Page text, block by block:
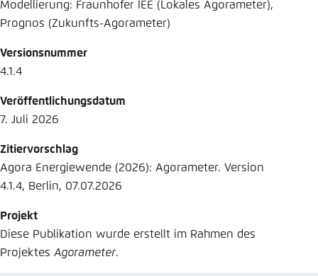
Modellierung: Fraunhofer IEE (Lokales Agorameter),
Prognos (Zukunfts-Agorameter)
Versionsnummer
4.1.4
Veröffentlichungsdatum
7. Juli 2026
Zitiervorschlag
Agora Energiewende (2026): Agorameter. Version
4.1.4, Berlin, 07.07.2026
Projekt
Diese Publikation wurde erstellt im Rahmen des
Projektes Agorameter.